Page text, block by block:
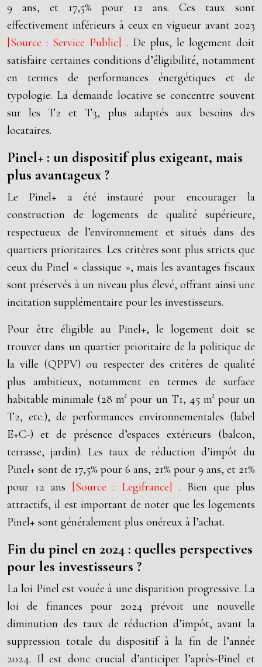
9 ans, et 17,5% pour 12 ans. Ces taux sont
effectivement inférieurs à ceux en vigueur avant 2023
[Source : Service Public] . De plus, le logement doit
satisfaire certaines conditions d’éligibilité, notamment
en termes de performances énergétiques et de
typologie. La demande locative se concentre souvent
sur les T2 et T3, plus adaptés aux besoins des
locataires.
Pinel+ : un dispositif plus exigeant, mais
plus avantageux ?
Le Pinel+ a été instauré pour encourager la
construction de logements de qualité supérieure,
respectueux de l’environnement et situés dans des
quartiers prioritaires. Les critères sont plus stricts que
ceux du Pinel « classique », mais les avantages fiscaux
sont préservés à un niveau plus élevé, offrant ainsi une
incitation supplémentaire pour les investisseurs.
Pour être éligible au Pinel+, le logement doit se
trouver dans un quartier prioritaire de la politique de
la ville (QPPV) ou respecter des critères de qualité
plus ambitieux, notamment en termes de surface
habitable minimale (28 m² pour un T1, 45 m² pour un
T2, etc.), de performances environnementales (label
E+C-) et de présence d’espaces extérieurs (balcon,
terrasse, jardin). Les taux de réduction d’impôt du
Pinel+ sont de 17,5% pour 6 ans, 21% pour 9 ans, et 21%
pour 12 ans
[Source : Legifrance] . Bien que plus
attractifs, il est important de noter que les logements
Pinel+ sont généralement plus onéreux à l’achat.
Fin du pinel en 2024 : quelles perspectives
pour les investisseurs ?
La loi Pinel est vouée à une disparition progressive. La
loi de finances pour 2024 prévoit une nouvelle
diminution des taux de réduction d’impôt, avant la
suppression totale du dispositif à la fin de l’année
2024. Il est donc crucial d’anticiper l’après-Pinel et